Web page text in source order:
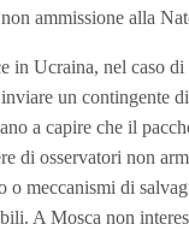
ammissione alla
in Ucraina, nel caso
un contingente
a capire che il
di osservatori non
o meccanismi di
A Mosca non